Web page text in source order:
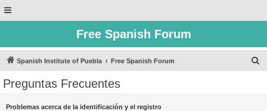
Free Spanish Forum
Spanish Institute of Puebla Free Spanish Forum
Preguntas Frecuentes
Problemas acerca de la identificación y el registro